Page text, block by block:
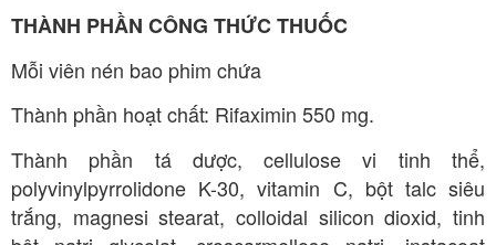
THÀNH PHẦN CÔNG THỨC THUỐC
Mỗi viên nén bao phim chứa
Thành phần hoạt chất: Rifaximin 550 mg.
Thành phần tá dược, cellulose vi tinh thể,
polyvinylpyrrolidone K-30, vitamin C, bột talc siêu
trắng, magnesi stearat, colloidal silicon dioxid, tinh